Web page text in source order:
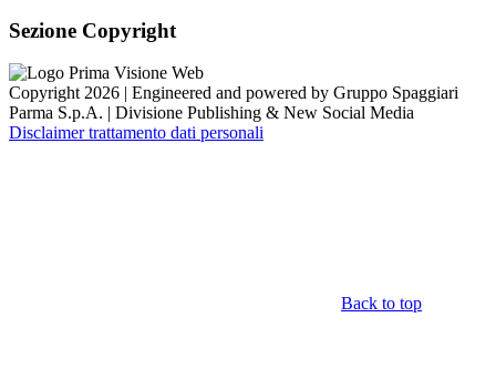
Sezione Copyright
Copyright 2026 | Engineered and powered by Gruppo Spaggiari
Parma S.p.A. | Divisione Publishing & New Social Media
Disclaimer trattamento dati personali
Back to top